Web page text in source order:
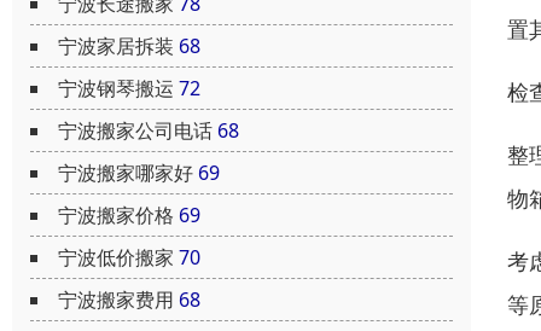
宁波家居拆装 68
宁波钢琴搬运 72
宁波搬家公司电话 68
宁波搬家哪家好 69
宁波搬家价格 69
宁波低价搬家 70
宁波搬家费用 68
置
检
整
物
考
等